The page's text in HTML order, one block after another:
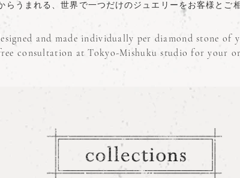
うまれる、世界で一つだけのジュエリーをお客様とご
and made individually per diamond stone
free consultation at Tokyo-Mishuku studio for your